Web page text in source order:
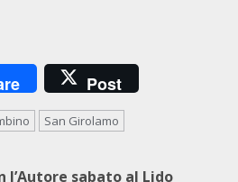
Post
San Girolamo
l’Autore sabato al Lido